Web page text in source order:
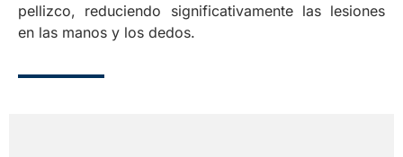
pellizco, reduciendo significativamente las lesiones
en las manos y los dedos.